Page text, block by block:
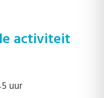
activiteit
uur